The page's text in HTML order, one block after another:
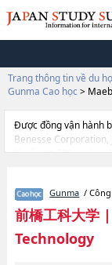
Trang thông tin về du
Gunma Cao học >
Được đồng vận hành
Benesse Corporation,
khoảng 1.300 trường
và thông tin cần thiết
of Engineering, thông
thi tuyển như số
bị, hướng dẫn địa điểm
Gunma /
前橋工科大学|
Technology